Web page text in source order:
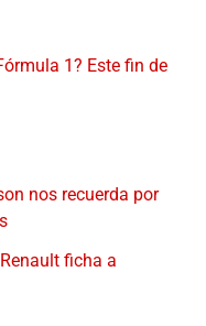
1? Este fin de
nos recuerda por
ficha a